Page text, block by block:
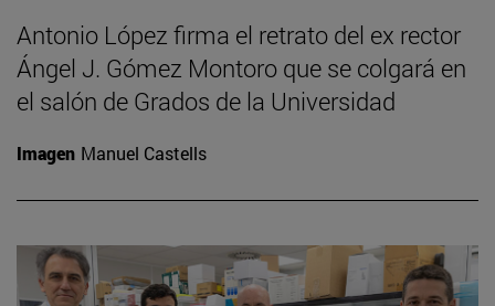
Antonio López firma el retrato del ex rector
Ángel J. Gómez Montoro que se colgará en
el salón de Grados de la Universidad
Imagen Manuel Castells